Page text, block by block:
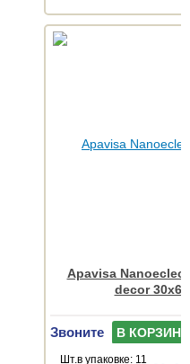
Apavisa
decor 30x60
Звоните В КОРЗИНУ
Шт.в упаковке: 11